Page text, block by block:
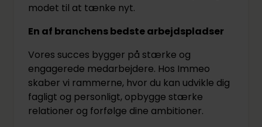
modet til at tænke nyt.
En af branchens bedste arbejdspladser
Vores succes bygger på stærke og
engagerede medarbejdere. Hos Immeo
skaber vi rammerne, hvor du kan udvikle dig
fagligt og personligt, opbygge stærke
relationer og forfølge dine ambitioner.